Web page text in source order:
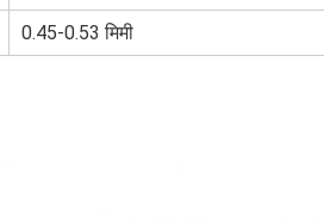
0.45-0.53 मिमी